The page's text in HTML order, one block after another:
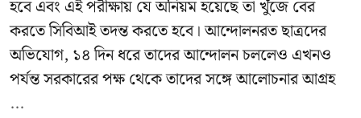
হবে এবং এই পরীক্ষায় যে অনিয়ম হয়েছে তা খুঁজে বের
করতে সিবিআই তদন্ত করতে হবে। আন্দোলনরত ছাত্রদের
অভিযোগ, ১৪ দিন ধরে তাদের আন্দোলন চললেও এখনও
পর্যন্ত সরকারের পক্ষ থেকে তাদের সঙ্গে আলোচনার আগ্রহ
...